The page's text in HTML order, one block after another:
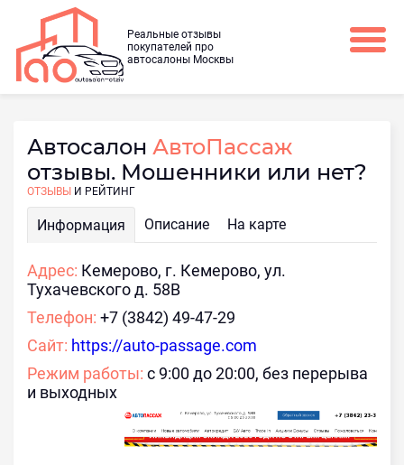
Реальные отзывы
покупателей про
автосалоны Москвы
Автосалон АвтоПассаж
отзывы. Мошенники или нет?
ОТЗЫВЫ И РЕЙТИНГ
Информация Описание На карте
Адрес: Кемерово, г. Кемерово, ул.
Тухачевского д. 58В
Телефон: +7 (3842) 49-47-29
Сайт: https://auto-passage.com
Режим работы: с 9:00 до 20:00, без перерыва
и выходных